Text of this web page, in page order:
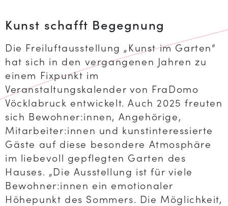
Kunst schafft Begegnung
Die Freiluftausstellung „Kunst im Garten“
hat sich in den vergangenen Jahren zu
einem Fixpunkt im
Veranstaltungskalender von FraDomo
Vöcklabruck entwickelt. Auch 2025 freuten
sich Bewohner:innen, Angehörige,
Mitarbeiter:innen und kunstinteressierte
Gäste auf diese besondere Atmosphäre
im liebevoll gepflegten Garten des
Hauses. „Die Ausstellung ist für viele
Bewohner:innen ein emotionaler
Höhepunkt des Sommers. Die Möglichkeit,